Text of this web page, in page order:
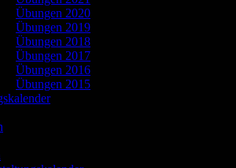
Übungen 2020
Übungen 2019
Übungen 2018
Übungen 2017
Übungen 2016
Übungen 2015